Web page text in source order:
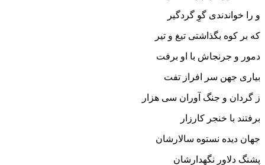
و را خواندندى گوِ گردگیر
که بر کوه بگذاشتى تیغ و تیر
دمور و جرنجاش با او برفت
بیارى جهن سر افراز تفت‏
ز گردان و جنگ آوران سى هزار
برفتند با خنجر کارزار
جهان دیده نستوه سالارشان
پشنگ دلاور نگهدارشان‏